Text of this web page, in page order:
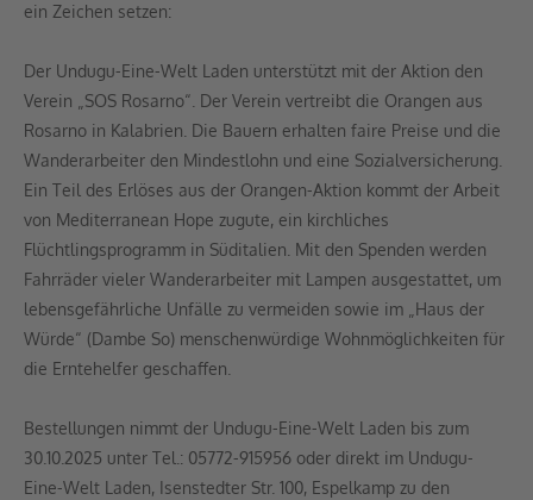
ein Zeichen setzen:
Der Undugu-Eine-Welt Laden unterstützt mit der Aktion den
Verein „SOS Rosarno“. Der Verein vertreibt die Orangen aus
Rosarno in Kalabrien. Die Bauern erhalten faire Preise und die
Wanderarbeiter den Mindestlohn und eine Sozialversicherung.
Ein Teil des Erlöses aus der Orangen-Aktion kommt der Arbeit
von Mediterranean Hope zugute, ein kirchliches
Flüchtlingsprogramm in Süditalien. Mit den Spenden werden
Fahrräder vieler Wanderarbeiter mit Lampen ausgestattet, um
lebensgefährliche Unfälle zu vermeiden sowie im „Haus der
Würde“ (Dambe So) menschenwürdige Wohnmöglichkeiten für
die Erntehelfer geschaffen.
Bestellungen nimmt der Undugu-Eine-Welt Laden bis zum
30.10.2025 unter Tel.: 05772-915956 oder direkt im Undugu-
Eine-Welt Laden, Isenstedter Str. 100, Espelkamp zu den